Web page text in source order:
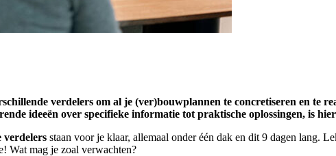
verdelers om al je (ver)bouwplannen te concretiseren en
ideeën over specifieke informatie tot praktische oplossingen, is
verdelers staan voor je klaar, allemaal onder één dak en dit 9 dagen lang.
Wat mag je zoal verwachten?